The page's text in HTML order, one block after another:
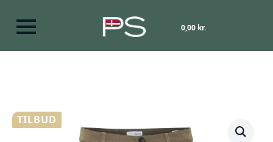
0,00 kr.
TILBUD